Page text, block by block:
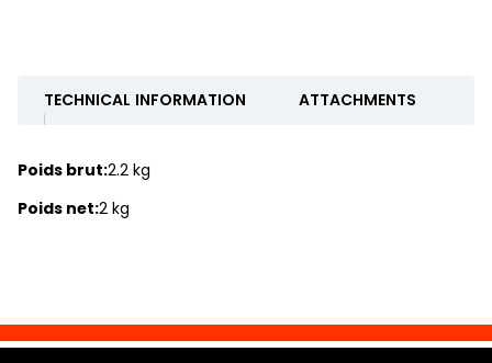
TECHNICAL INFORMATION ATTACHMENTS
Poids brut:2.2 kg
Poids net:2 kg